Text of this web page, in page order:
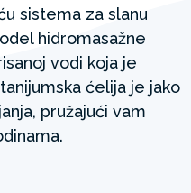
sistema za slanu
hidromasažne
vodi koja je
ćelija je jako
pružajući vam